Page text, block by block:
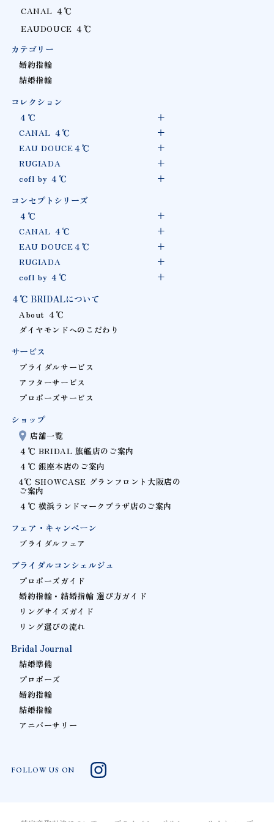
CANAL ４℃
EAUDOUCE ４℃
カテゴリー
婚約指輪
結婚指輪
コレクション
４℃
CANAL ４℃
EAU DOUCE４℃
RUGIADA
cofl by ４℃
コンセプトシリーズ
４℃
CANAL ４℃
EAU DOUCE４℃
RUGIADA
cofl by ４℃
４℃ BRIDALについて
About ４℃
ダイヤモンドへのこだわり
サービス
ブライダルサービス
アフターサービス
プロポーズサービス
ショップ
店舗一覧
４℃ BRIDAL 旗艦店のご案内
４℃ 銀座本店のご案内
4℃ SHOWCASE グランフロント大阪店の
ご案内
４℃ 横浜ランドマークプラザ店のご案内
フェア・キャンペーン
ブライダルフェア
ブライダルコンシェルジュ
プロポーズガイド
婚約指輪・結婚指輪 選び方ガイド
リングサイズガイド
リング選びの流れ
Bridal Journal
結婚準備
プロポーズ
婚約指輪
結婚指輪
アニバーサリー
FOLLOW US ON